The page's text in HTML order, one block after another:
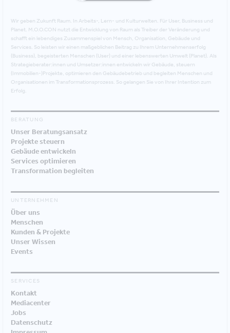
Wir geben Zukunft Raum. In Arbeits-, Lern- und Kulturwelten. Für User, Business und
Planet. M.O.O.CON nutzt die Entwicklung von Raum als Treiber der Veränderung und
schafft ein lebendiges Zusammenspiel von Mensch, Organisation, Gebäude und
Services. So leisten wir einen maßgeblichen Beitrag zu Ihrem Unternehmenserfolg
(Business), begeisterten Menschen (User) und einer lebenswerten Umwelt (Planet). Als
Strategieberater:innen und Umsetzer:innen entwickeln wir Gebäude, steuern
(Immobilien-)Projekte, optimieren den Gebäudebetrieb und begleiten Menschen und
Organisationen im Transformationsprozess. So gelangen Sie von Ihrer Intention zum
Erfolg.
BERATUNG
Unser Beratungsansatz
Projekte steuern
Gebäude entwickeln
Services optimieren
Transformation begleiten
UNTERNEHMEN
Über uns
Menschen
Kunden & Projekte
Unser Wissen
Events
SERVICES
Kontakt
Mediacenter
Jobs
Datenschutz